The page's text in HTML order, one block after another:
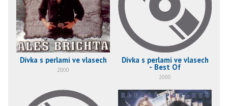
Dívka s perlami ve vlasech
2000
Dívka s perlami ve vlasech
- Best Of
2000